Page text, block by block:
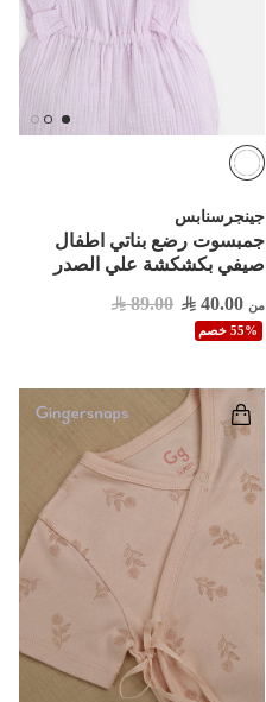
جينجرسنابس
جمبسوت رضع بناتي اطفال
صيفي بكشكشة علي الصدر
من 40.00
89.00
55% خصم